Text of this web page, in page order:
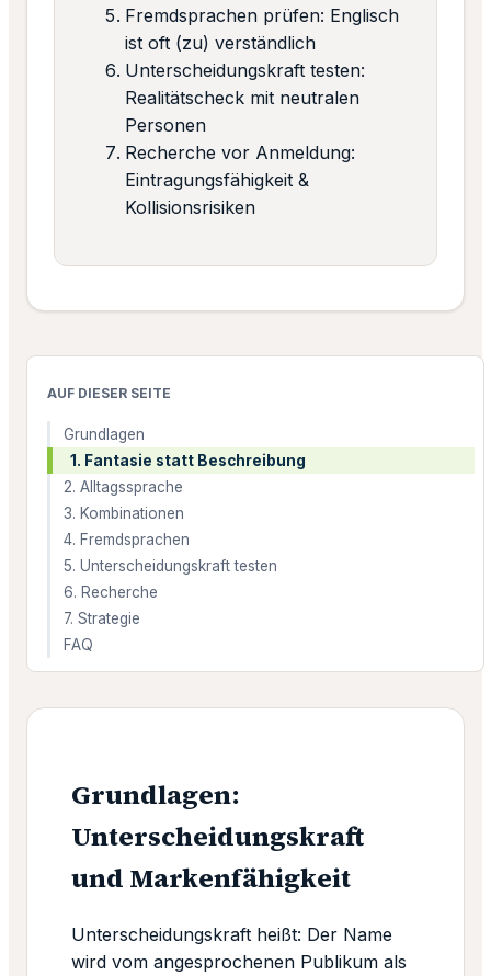
Fremdsprachen prüfen: Englisch
ist oft (zu) verständlich
Unterscheidungskraft testen:
Realitätscheck mit neutralen
Personen
Recherche vor Anmeldung:
Eintragungsfähigkeit &
Kollisionsrisiken
Grundlagen:
Unterscheidungskraft
und Markenfähigkeit
Unterscheidungskraft heißt: Der Name
wird vom angesprochenen Publikum als
AUF DIESER SEITE
Grundlagen
1. Fantasie statt Beschreibung
2. Alltagssprache
3. Kombinationen
4. Fremdsprachen
5. Unterscheidungskraft testen
6. Recherche
7. Strategie
FAQ